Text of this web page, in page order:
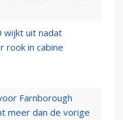
wijkt uit nadat
rook in cabine
Farnborough
meer dan de vorige